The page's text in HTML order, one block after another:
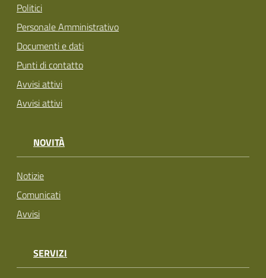
Politici
Personale Amministrativo
Documenti e dati
Punti di contatto
Avvisi attivi
Avvisi attivi
NOVITÀ
Notizie
Comunicati
Avvisi
SERVIZI